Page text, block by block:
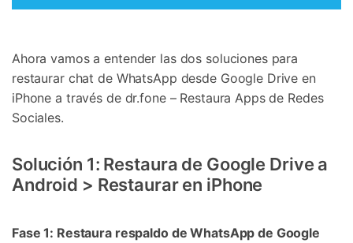
Ahora vamos a entender las dos soluciones para
restaurar chat de WhatsApp desde Google Drive en
iPhone a través de dr.fone – Restaura Apps de Redes
Sociales.
Solución 1: Restaura de Google Drive a
Android > Restaurar en iPhone
Fase 1: Restaura respaldo de WhatsApp de Google